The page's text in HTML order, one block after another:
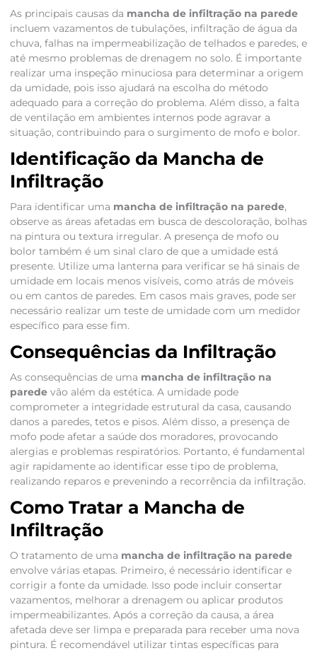
As principais causas da mancha de infiltração na parede
incluem vazamentos de tubulações, infiltração de água da
chuva, falhas na impermeabilização de telhados e paredes, e
até mesmo problemas de drenagem no solo. É importante
realizar uma inspeção minuciosa para determinar a origem
da umidade, pois isso ajudará na escolha do método
adequado para a correção do problema. Além disso, a falta
de ventilação em ambientes internos pode agravar a
situação, contribuindo para o surgimento de mofo e bolor.
Identificação da Mancha de
Infiltração
Para identificar uma mancha de infiltração na parede,
observe as áreas afetadas em busca de descoloração, bolhas
na pintura ou textura irregular. A presença de mofo ou
bolor também é um sinal claro de que a umidade está
presente. Utilize uma lanterna para verificar se há sinais de
umidade em locais menos visíveis, como atrás de móveis
ou em cantos de paredes. Em casos mais graves, pode ser
necessário realizar um teste de umidade com um medidor
específico para esse fim.
Consequências da Infiltração
As consequências de uma mancha de infiltração na
paredevão além da estética. A umidade pode
comprometer a integridade estrutural da casa, causando
danos a paredes, tetos e pisos. Além disso, a presença de
mofo pode afetar a saúde dos moradores, provocando
alergias e problemas respiratórios. Portanto, é fundamental
agir rapidamente ao identificar esse tipo de problema,
realizando reparos e prevenindo a recorrência da infiltração.
Como Tratar a Mancha de
Infiltração
O tratamento de uma mancha de infiltração na parede
envolve várias etapas. Primeiro, é necessário identificar e
corrigir a fonte da umidade. Isso pode incluir consertar
vazamentos, melhorar a drenagem ou aplicar produtos
impermeabilizantes. Após a correção da causa, a área
afetada deve ser limpa e preparada para receber uma nova
pintura. É recomendável utilizar tintas específicas para